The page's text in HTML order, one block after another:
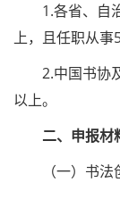
1.各省、自
上，且任职从事
2.中国书协
以上。
二、申报材
（一）书